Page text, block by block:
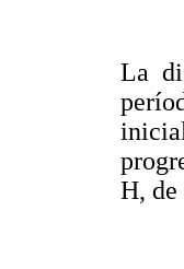
La
H,